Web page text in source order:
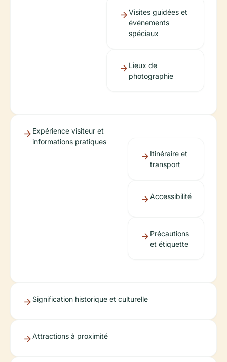
Visites guidées et
événements
spéciaux
Lieux de
photographie
Expérience visiteur et
informations pratiques
Itinéraire et
transport
Accessibilité
Précautions
et étiquette
Signification historique et culturelle
Attractions à proximité